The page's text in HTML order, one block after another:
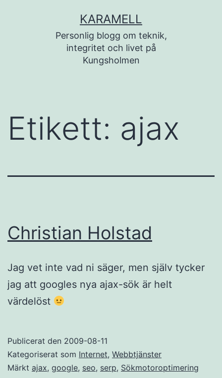
KARAMELL
Personlig blogg om teknik,
integritet och livet på
Kungsholmen
Etikett: ajax
Christian Holstad
Jag vet inte vad ni säger, men själv tycker
jag att googles nya ajax-sök är helt
värdelöst
Publicerat den 2009-08-11
Kategoriserat som Internet, Webbtjänster
Märkt ajax, google, seo, serp, Sökmotoroptimering